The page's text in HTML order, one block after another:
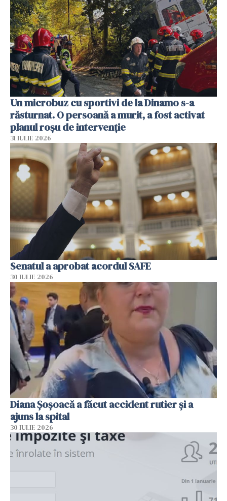
Un microbuz cu sportivi de la Dinamo s-a
răsturnat. O persoană a murit, a fost activat
planul roșu de intervenție
31 IULIE 2026
Senatul a aprobat acordul SAFE
30 IULIE 2026
Diana Șoșoacă a făcut accident rutier și a
ajuns la spital
30 IULIE 2026